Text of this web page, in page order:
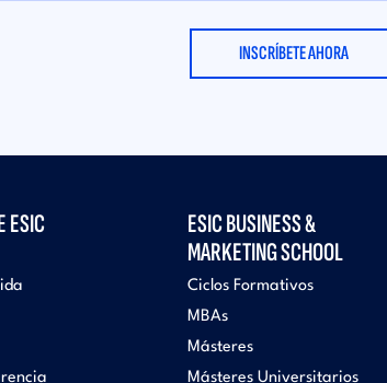
INSCRÍBETE AHORA
ESIC
ESIC BUSINESS &
MARKETING SCHOOL
Ciclos Formativos
MBAs
Másteres
Másteres Universitarios